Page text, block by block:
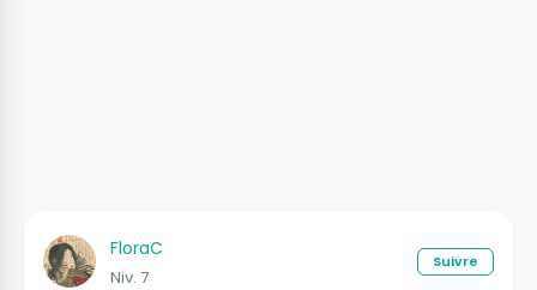
FloraC
Niv. 7
Suivre